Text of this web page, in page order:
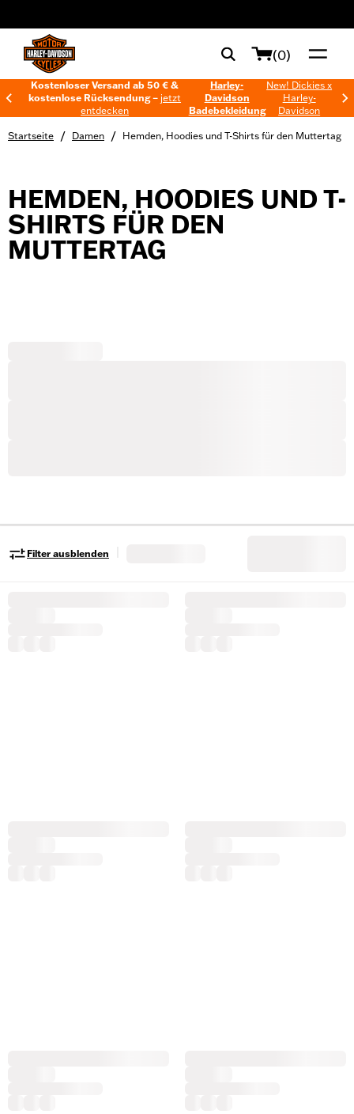
(0)
Kostenloser Versand ab 50 € &
kostenlose Rücksendung – jetzt
entdecken
Harley-
Davidson
Badebekleidung
New! Dickies x
Harley-
Davidson
Startseite / Damen / Hemden, Hoodies und T-Shirts für den Muttertag
HEMDEN, HOODIES UND T-
SHIRTS FÜR DEN
MUTTERTAG
Filter ausblenden